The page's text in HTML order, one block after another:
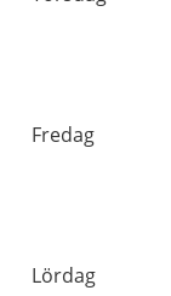
Fredag
Lördag